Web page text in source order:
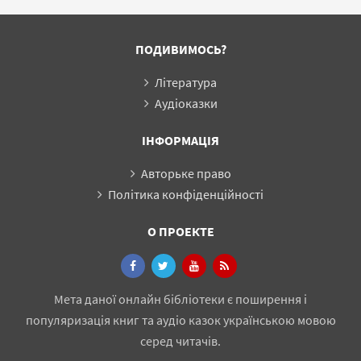
заселения,
управления. К.,ПОДИВИМОСЬ?
Література
Аудіоказки
ІНФОРМАЦІЯ
Авторьке право
Політика конфіденційності
О ПРОЕКТЕ
Мета даної онлайн бібліотеки є поширення і
популяризація книг та аудіо казок українською мовою
серед читачів.